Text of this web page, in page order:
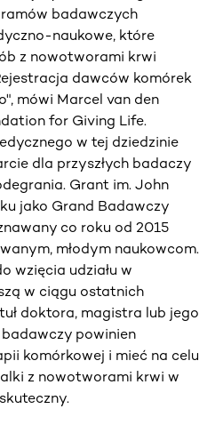
badawczych
naukowe, które
z nowotworami krwi
dawców komórek
mówi Marcel van den
for Giving Life.
w tej dziedzinie
dla przyszłych badaczy
Grant im. John
jako Grand Badawczy
co roku od 2015
młodym naukowcom.
wzięcia udziału w
w ciągu ostatnich
doktora, magistra lub jego
powinien
komórkowej i mieć na celu
z nowotworami krwi w